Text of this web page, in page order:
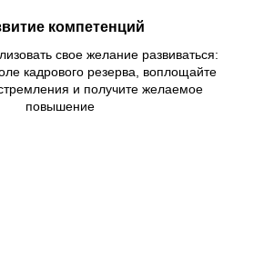
компетенций
свое желание развиваться:
резерва, воплощайте
и получите желаемое
повышение